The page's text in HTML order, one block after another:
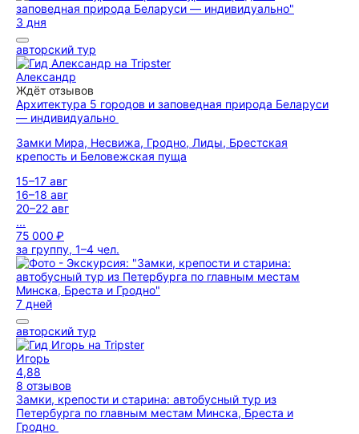
3 дня
авторский тур
Александр
Ждёт отзывов
Архитектура 5 городов и заповедная природа Беларуси
— индивидуально
Замки Мира, Несвижа, Гродно, Лиды, Брестская
крепость и Беловежская пуща
15–17 авг
16–18 авг
20–22 авг
...
75 000 ₽
за группу, 1–4 чел.
7 дней
авторский тур
Игорь
4,88
8 отзывов
Замки, крепости и старина: автобусный тур из
Петербурга по главным местам Минска, Бреста и
Гродно